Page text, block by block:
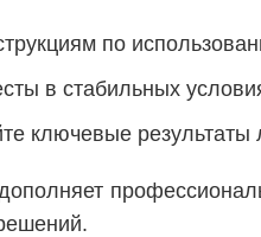
по
в стабильных
ключевые